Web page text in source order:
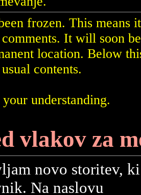
frozen. This means
It will soon
location. Below
contents.
understanding.
vlakov za
novo storitev,
Na naslovu